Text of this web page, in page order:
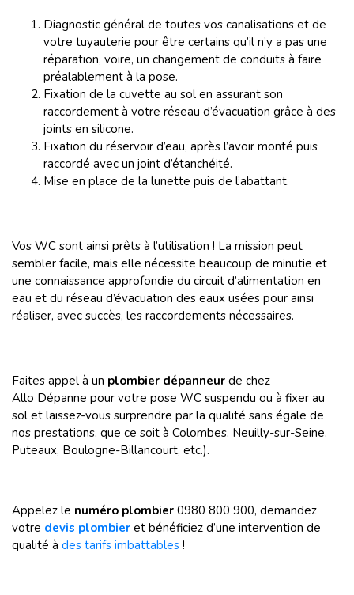
Diagnostic général de toutes vos canalisations et de
votre tuyauterie pour être certains qu’il n’y a pas une
réparation, voire, un changement de conduits à faire
préalablement à la pose.
Fixation de la cuvette au sol en assurant son
raccordement à votre réseau d’évacuation grâce à des
joints en silicone.
Fixation du réservoir d’eau, après l’avoir monté puis
raccordé avec un joint d’étanchéité.
Mise en place de la lunette puis de l’abattant.
Vos WC sont ainsi prêts à l’utilisation ! La mission peut
sembler facile, mais elle nécessite beaucoup de minutie et
une connaissance approfondie du circuit d’alimentation en
eau et du réseau d’évacuation des eaux usées pour ainsi
réaliser, avec succès, les raccordements nécessaires.
Faites appel à un plombier dépanneur de chez
Allo Dépanne pour votre pose WC suspendu ou à fixer au
sol et laissez-vous surprendre par la qualité sans égale de
nos prestations, que ce soit à Colombes, Neuilly-sur-Seine,
Puteaux, Boulogne-Billancourt, etc.).
Appelez le numéro plombier 0980 800 900, demandez
votre devis plombier et bénéficiez d’une intervention de
qualité à des tarifs imbattables !